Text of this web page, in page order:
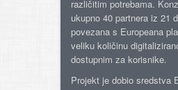
različitim potrebama.
ukupno 40 partnera iz 21
povezana s Europeana
veliku količinu
dostupnim za korisnike.
Projekt je dobio sredstva